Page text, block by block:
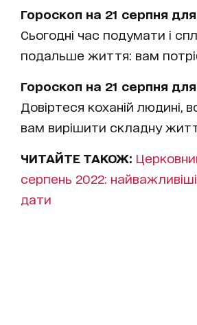
Гороскоп на 21 серпня
Сьогодні час подумати і
подальше життя: вам
Гороскоп на 21 серпня для
Довіртеся коханій людині,
вам вирішити складну
ЧИТАЙТЕ ТАКОЖ:
серпень 2022:
дати